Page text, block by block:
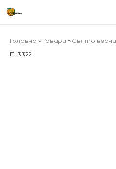
Головна »Товари » Cвято весни
П-3322